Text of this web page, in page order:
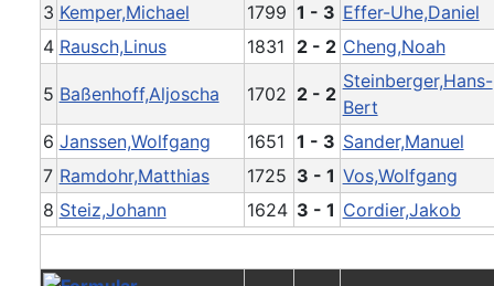
3 Kemper,Michael 1799 1 - 3 Effer-Uhe,Daniel
4 Rausch,Linus 1831 2 - 2 Cheng,Noah
5 Baßenhoff,Aljoscha 1702 2 - 2
Steinberger,Hans-
Bert
6 Janssen,Wolfgang 1651 1 - 3 Sander,Manuel
7 Ramdohr,Matthias 1725 3 - 1 Vos,Wolfgang
8 Steiz,Johann 1624 3 - 1 Cordier,Jakob